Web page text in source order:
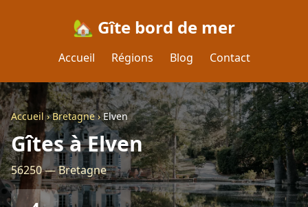
🏡 Gîte bord de mer
Accueil Régions Blog Contact
Accueil›Bretagne›Elven
Gîtes à Elven
56250 — Bretagne